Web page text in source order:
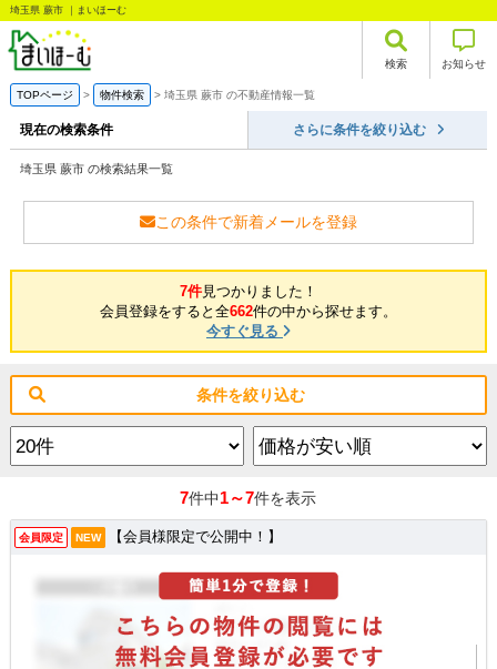
埼玉県 蕨市 ｜まいほーむ
検索 お知らせ
TOPページ 物件検索 埼玉県 蕨市 の不動産情報一覧
現在の検索条件 さらに条件を絞り込む
埼玉県 蕨市 の検索結果一覧
この条件で新着メールを登録
7件見つかりました！
会員登録をすると全662件の中から探せます。
今すぐ見る
条件を絞り込む
7件中1～7件を表示
会員限定 NEW 【会員様限定で公開中！】